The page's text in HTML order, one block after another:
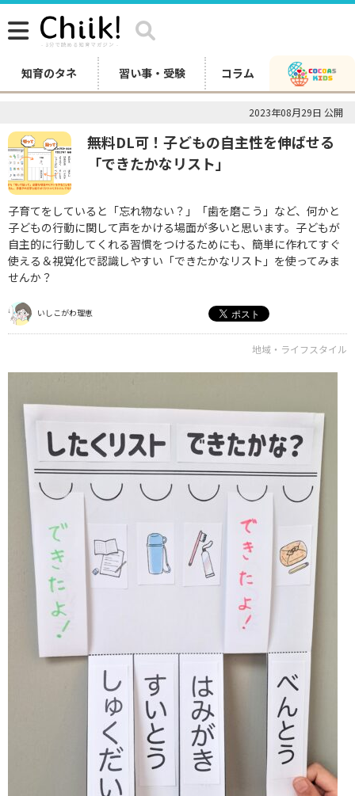
知育のタネ 習い事・受験 コラム
2023年08月29日 公開
無料DL可！子どもの自主性を伸ばせる
「できたかなリスト」
子育てをしていると「忘れ物ない？」「歯を磨こう」など、何かと
子どもの行動に関して声をかける場面が多いと思います。子どもが
自主的に行動してくれる習慣をつけるためにも、簡単に作れてすぐ
使える＆視覚化で認識しやすい「できたかなリスト」を使ってみま
せんか？
いしこがわ理恵
地域・ライフスタイル